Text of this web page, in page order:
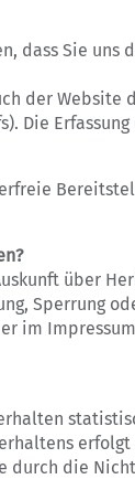
dass Sie
der Website
Die
über
Sperrung
im
durch die